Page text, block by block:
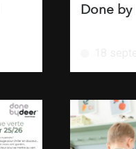
Done by